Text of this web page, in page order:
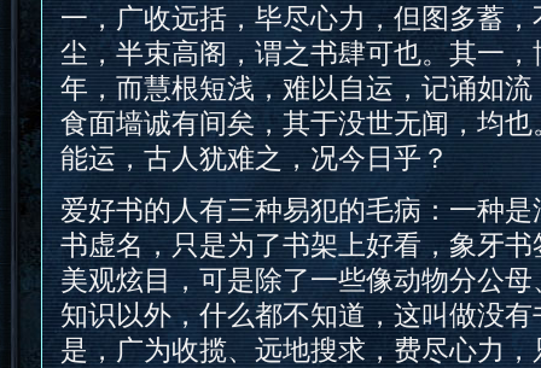
一，广收远括，毕尽心力，但图多蓄
尘，半束高阁，谓之书肆可也。其一
年，而慧根短浅，难以自运，记诵如
食面墙诚有间矣，其于没世无闻，均
能运，古人犹难之，况今日乎？
爱好书的人有三种易犯的毛病：一种
书虚名，只是为了书架上好看，象牙
美观炫目，可是除了一些像动物分公
知识以外，什么都不知道，这叫做没
是，广为收揽、远地搜求，费尽心力